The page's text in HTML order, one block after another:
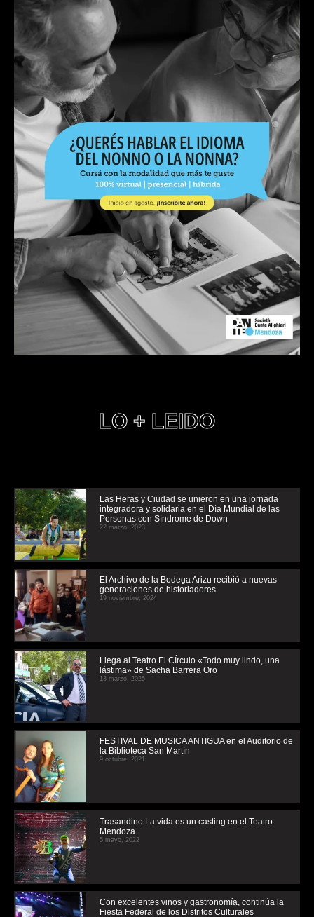
LO + LEIDO
Las Heras y Ciudad se unieron en una jornada
integradora y solidaria en el Día Mundial de las
Personas con Síndrome de Down
22 marzo, 2023
El Archivo de la Bodega Arizu recibió a nuevas
generaciones de historiadores
19 noviembre, 2024
Llega al Teatro El CÍrculo «Todo muy lindo, una
lástima» de Sacha Barrera Oro
13 marzo, 2025
FESTIVAL DE MUSICA ANTIGUA en el Auditorio de
la Biblioteca San Martín
9 octubre, 2021
Trasandino La vida es un casting en el Teatro
Mendoza
5 mayo, 2022
Con excelentes vinos y gastronomía, continúa la
Fiesta Federal de los Distritos Culturales